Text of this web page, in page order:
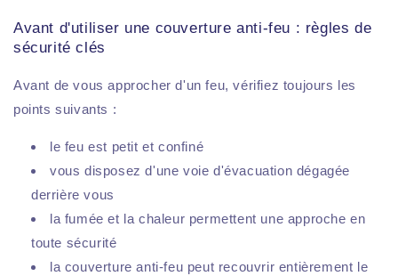
Avant d'utiliser une couverture anti-feu : règles de
sécurité clés
Avant de vous approcher d'un feu, vérifiez toujours les
points suivants :
le feu est petit et confiné
vous disposez d'une voie d'évacuation dégagée
derrière vous
la fumée et la chaleur permettent une approche en
toute sécurité
la couverture anti-feu peut recouvrir entièrement le